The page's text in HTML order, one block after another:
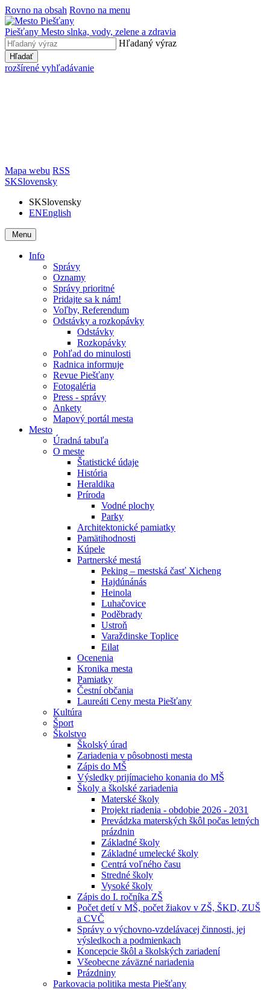
Rovno na obsah Rovno na menu
Piešťany Mesto slnka, vody, zelene a zdravia
Hľadaný výraz
Hľadať
rozšírené vyhľadávanie
Mapa webu RSS
SKSlovensky
SKSlovensky
ENEnglish
Menu
Info
Správy
Oznamy
Správy prioritné
Pridajte sa k nám!
Voľby, Referendum
Odstávky a rozkopávky
Odstávky
Rozkopávky
Pohľad do minulosti
Radnica informuje
Revue Piešťany
Fotogaléria
Press - správy
Ankety
Mapový portál mesta
Mesto
Úradná tabuľa
O meste
Štatistické údaje
História
Heraldika
Príroda
Vodné plochy
Parky
Architektonické pamiatky
Pamätihodnosti
Kúpele
Partnerské mestá
Peking – mestská časť Xicheng
Hajdúnánás
Heinola
Luhačovice
Poděbrady
Ustroň
Varaždinske Toplice
Eilat
Ocenenia
Kronika mesta
Pamiatky
Čestní občania
Laureáti Ceny mesta Piešťany
Kultúra
Šport
Školstvo
Školský úrad
Zariadenia v pôsobnosti mesta
Zápis do MŠ
Výsledky prijímacieho konania do MŠ
Školy a školské zariadenia
Materské školy
Projekt riadenia - obdobie 2026 - 2031
Prevádzka materských škôl počas letných
prázdnin
Základné školy
Základné umelecké školy
Centrá voľného času
Stredné školy
Vysoké školy
Zápis do I. ročníka ZŠ
Počet detí v MŠ, počet žiakov v ZŠ, ŠKD, ZUŠ
a CVČ
Správy o výchovno-vzdelávacej činnosti, jej
výsledkoch a podmienkach
Koncepcie škôl a školských zariadení
Všeobecne záväzné nariadenia
Prázdniny
Parkovacia politika mesta Piešťany